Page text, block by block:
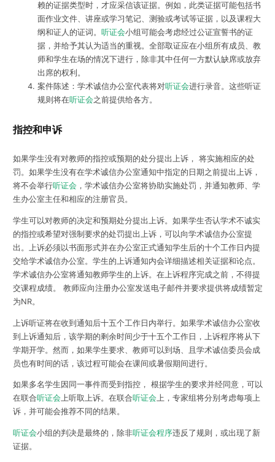
赖的证据类型时，才应采信该证据。例如，此类证据可能包括书
面作业文件、讲座或学习笔记、测验或考试等证据，以及课程大
纲和证人的证词。 听证会小组可能会考虑经过公证宣誓书的证
据，并给予其认为适当的重视。全部取证应在小组所有成员、教
师和学生在场的情况下进行，除非其中任何一方默认缺席或放弃
出席的权利。
案件陈述：学术诚信办公室代表将对听证会进行录音。这些听证
规则将在听证会之前提供给各方。
指控和申诉
如果学生没有对教师的指控或预期的处分提出上诉， 将实施相应的处
罚。如果学生没有在学术诚信办公室通知中指定的日期之前提出上诉，
将不会举行听证会 ，学术诚信办公室将协助实施处罚，并通知教师、学
生办公室主任和相应的注册官员。
学生可以对教师的决定和预期处分提出上诉。如果学生否认学术不诚实
的指控或希望对强制要求的处罚提出上诉，可以向学术诚信办公室提
出。上诉必须以书面形式并在办公室正式通知学生后的十个工作日内提
交给学术诚信办公室。学生的上诉通知内会详细描述相关证据和论点。
学术诚信办公室将通知教师学生的上诉。在上诉程序完成之前，不得提
交课程成绩。 教师应向注册办公室发送电子邮件并要求提供将成绩暂定
为NR。
上诉听证将在收到通知后十五个工作日内举行。如果学术诚信办公室收
到上诉通知后，该学期的剩余时间少于十五个工作日，上诉程序将从下
学期开学。然而，如果学生要求、教师可以到场、且学术诚信委员会成
员也有时间的话，该过程可能会在课间或暑假期间进行。
如果多名学生因同一事件而受到指控， 根据学生的要求并经同意，可以
在联合听证会上听取上诉。在联合听证会上，专家组将分别考虑每项上
诉，并可能会推荐不同的结果。
听证会小组的判决是最终的，除非听证会程序违反了规则，或出现了新
证据。